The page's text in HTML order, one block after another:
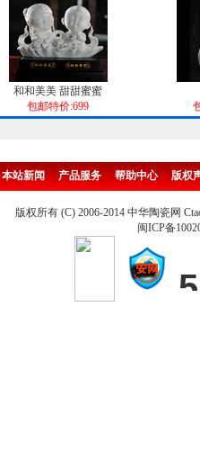
和和美美 甜甜蜜蜜
包邮特价:699
本站新闻 产品服务 帮助中心 版权
版权所有 (C) 2006-2014 中华陶瓷网
闽ICP备